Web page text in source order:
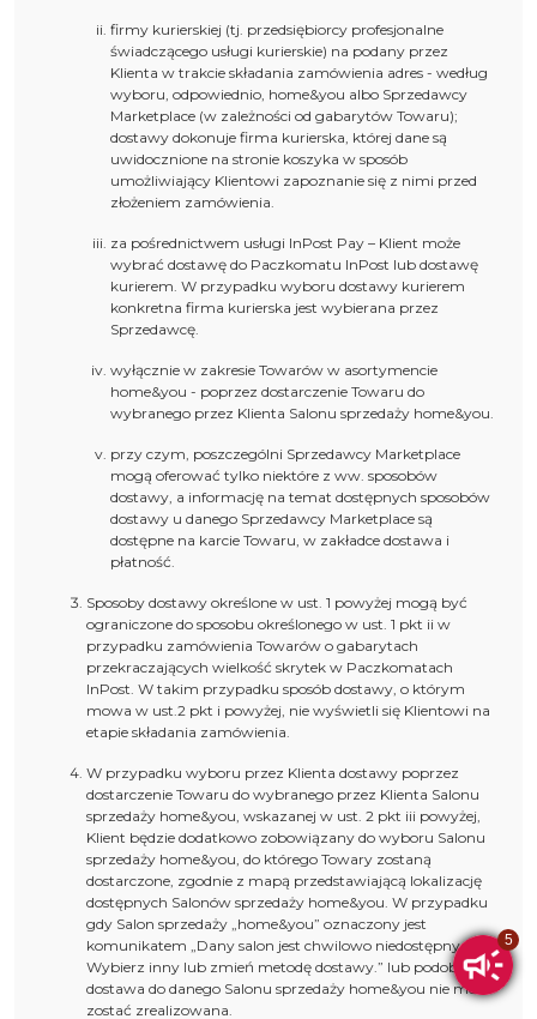
firmy kurierskiej (tj. przedsiębiorcy profesjonalne
świadczącego usługi kurierskie) na podany przez
Klienta w trakcie składania zamówienia adres - według
wyboru, odpowiednio, home&you albo Sprzedawcy
Marketplace (w zależności od gabarytów Towaru);
dostawy dokonuje firma kurierska, której dane są
uwidocznione na stronie koszyka w sposób
umożliwiający Klientowi zapoznanie się z nimi przed
złożeniem zamówienia.
za pośrednictwem usługi InPost Pay – Klient może
wybrać dostawę do Paczkomatu InPost lub dostawę
kurierem. W przypadku wyboru dostawy kurierem
konkretna firma kurierska jest wybierana przez
Sprzedawcę.
wyłącznie w zakresie Towarów w asortymencie
home&you - poprzez dostarczenie Towaru do
wybranego przez Klienta Salonu sprzedaży home&you.
przy czym, poszczególni Sprzedawcy Marketplace
mogą oferować tylko niektóre z ww. sposobów
dostawy, a informację na temat dostępnych sposobów
dostawy u danego Sprzedawcy Marketplace są
dostępne na karcie Towaru, w zakładce dostawa i
płatność.
Sposoby dostawy określone w ust. 1 powyżej mogą być
ograniczone do sposobu określonego w ust. 1 pkt ii w
przypadku zamówienia Towarów o gabarytach
przekraczających wielkość skrytek w Paczkomatach
InPost. W takim przypadku sposób dostawy, o którym
mowa w ust.2 pkt i powyżej, nie wyświetli się Klientowi na
etapie składania zamówienia.
W przypadku wyboru przez Klienta dostawy poprzez
dostarczenie Towaru do wybranego przez Klienta Salonu
sprzedaży home&you, wskazanej w ust. 2 pkt iii powyżej,
Klient będzie dodatkowo zobowiązany do wyboru Salonu
sprzedaży home&you, do którego Towary zostaną
dostarczone, zgodnie z mapą przedstawiającą lokalizację
dostępnych Salonów sprzedaży home&you. W przypadku
gdy Salon sprzedaży „home&you” oznaczony jest
komunikatem „Dany salon jest chwilowo niedostępny.
Wybierz inny lub zmień metodę dostawy.” lub podobne
dostawa do danego Salonu sprzedaży home&you nie może
zostać zrealizowana.